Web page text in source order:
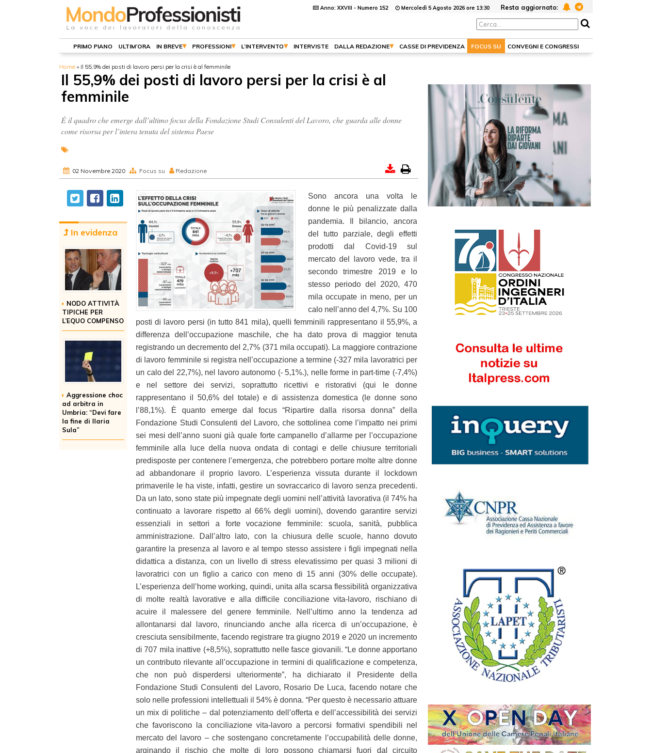
Anno: XXVIII - Numero 152 Mercoledì 5 Agosto 2026 ore 13:30 Resta aggiornato:
PRIMO PIANO ULTIM’ORA IN BREVE PROFESSIONI L’INTERVENTO INTERVISTE DALLA REDAZIONE CASSE DI PREVIDENZA FOCUS SU CONVEGNI E CONGRESSI
Home » Il 55,9% dei posti di lavoro persi per la crisi è al femminile
Il 55,9% dei posti di lavoro persi per la crisi è al
femminile
È il quadro che emerge dall’ultimo focus della Fondazione Studi Consulenti del Lavoro, che guarda alle donne
come risorsa per l’intera tenuta del sistema Paese
02 Novembre 2020 Focus su Redazione
In evidenza
NODO ATTIVITÀ
TIPICHE PER
L’EQUO COMPENSO
Aggressione choc
ad arbitra in
Umbria: “Devi fare
la fine di Ilaria
Sula”
Sono ancora una volta le
donne le più penalizzate dalla
pandemia. Il bilancio, ancora
del tutto parziale, degli effetti
prodotti dal Covid-19 sul
mercato del lavoro vede, tra il
secondo trimestre 2019 e lo
stesso periodo del 2020, 470
mila occupate in meno, per un
calo nell’anno del 4,7%. Su 100
posti di lavoro persi (in tutto 841 mila), quelli femminili rappresentano il 55,9%, a
differenza dell’occupazione maschile, che ha dato prova di maggior tenuta
registrando un decremento del 2,7% (371 mila occupati). La maggiore contrazione
di lavoro femminile si registra nell’occupazione a termine (-327 mila lavoratrici per
un calo del 22,7%), nel lavoro autonomo (- 5,1%.), nelle forme in part-time (-7,4%)
e nel settore dei servizi, soprattutto ricettivi e ristorativi (qui le donne
rappresentano il 50,6% del totale) e di assistenza domestica (le donne sono
l’88,1%). È quanto emerge dal focus “Ripartire dalla risorsa donna” della
Fondazione Studi Consulenti del Lavoro, che sottolinea come l’impatto nei primi
sei mesi dell’anno suoni già quale forte campanello d’allarme per l’occupazione
femminile alla luce della nuova ondata di contagi e delle chiusure territoriali
predisposte per contenere l’emergenza, che potrebbero portare molte altre donne
ad abbandonare il proprio lavoro. L’esperienza vissuta durante il lockdown
primaverile le ha viste, infatti, gestire un sovraccarico di lavoro senza precedenti.
Da un lato, sono state più impegnate degli uomini nell’attività lavorativa (il 74% ha
continuato a lavorare rispetto al 66% degli uomini), dovendo garantire servizi
essenziali in settori a forte vocazione femminile: scuola, sanità, pubblica
amministrazione. Dall’altro lato, con la chiusura delle scuole, hanno dovuto
garantire la presenza al lavoro e al tempo stesso assistere i figli impegnati nella
didattica a distanza, con un livello di stress elevatissimo per quasi 3 milioni di
lavoratrici con un figlio a carico con meno di 15 anni (30% delle occupate).
L’esperienza dell’home working, quindi, unita alla scarsa flessibilità organizzativa
di molte realtà lavorative e alla difficile conciliazione vita-lavoro, rischiano di
acuire il malessere del genere femminile. Nell’ultimo anno la tendenza ad
allontanarsi dal lavoro, rinunciando anche alla ricerca di un’occupazione, è
cresciuta sensibilmente, facendo registrare tra giugno 2019 e 2020 un incremento
di 707 mila inattive (+8,5%), soprattutto nelle fasce giovanili. “Le donne apportano
un contributo rilevante all’occupazione in termini di qualificazione e competenza,
che non può disperdersi ulteriormente”, ha dichiarato il Presidente della
Fondazione Studi Consulenti del Lavoro, Rosario De Luca, facendo notare che
solo nelle professioni intellettuali il 54% è donna. “Per questo è necessario attuare
un mix di politiche – dal potenziamento dell’offerta e dell’accessibilità dei servizi
che favoriscono la conciliazione vita-lavoro a percorsi formativi spendibili nel
mercato del lavoro – che sostengano concretamente l’occupabilità delle donne,
arginando il rischio che molte di loro possono chiamarsi fuori dal circuito